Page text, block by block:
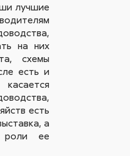
лучшие
на них
схемы
есть и
есть
а
ее